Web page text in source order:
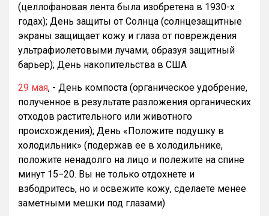
(целлофановая лента была изобретена в 1930-х
годах); День защиты от Солнца (солнцезащитные
экраны защищает кожу и глаза от повреждения
ультрафиолетовыми лучами, образуя защитный
барьер); День накопительства в США
29 мая, - День компоста (органическое удобрение,
полученное в результате разложения органических
отходов растительного или животного
происхождения); День «Положите подушку в
холодильник» (подержав ее в холодильнике,
положите ненадолго на лицо и полежите на спине
минут 15−20. Вы не только отдохнете и
взбодритесь, но и освежите кожу, сделаете менее
заметными мешки под глазами)